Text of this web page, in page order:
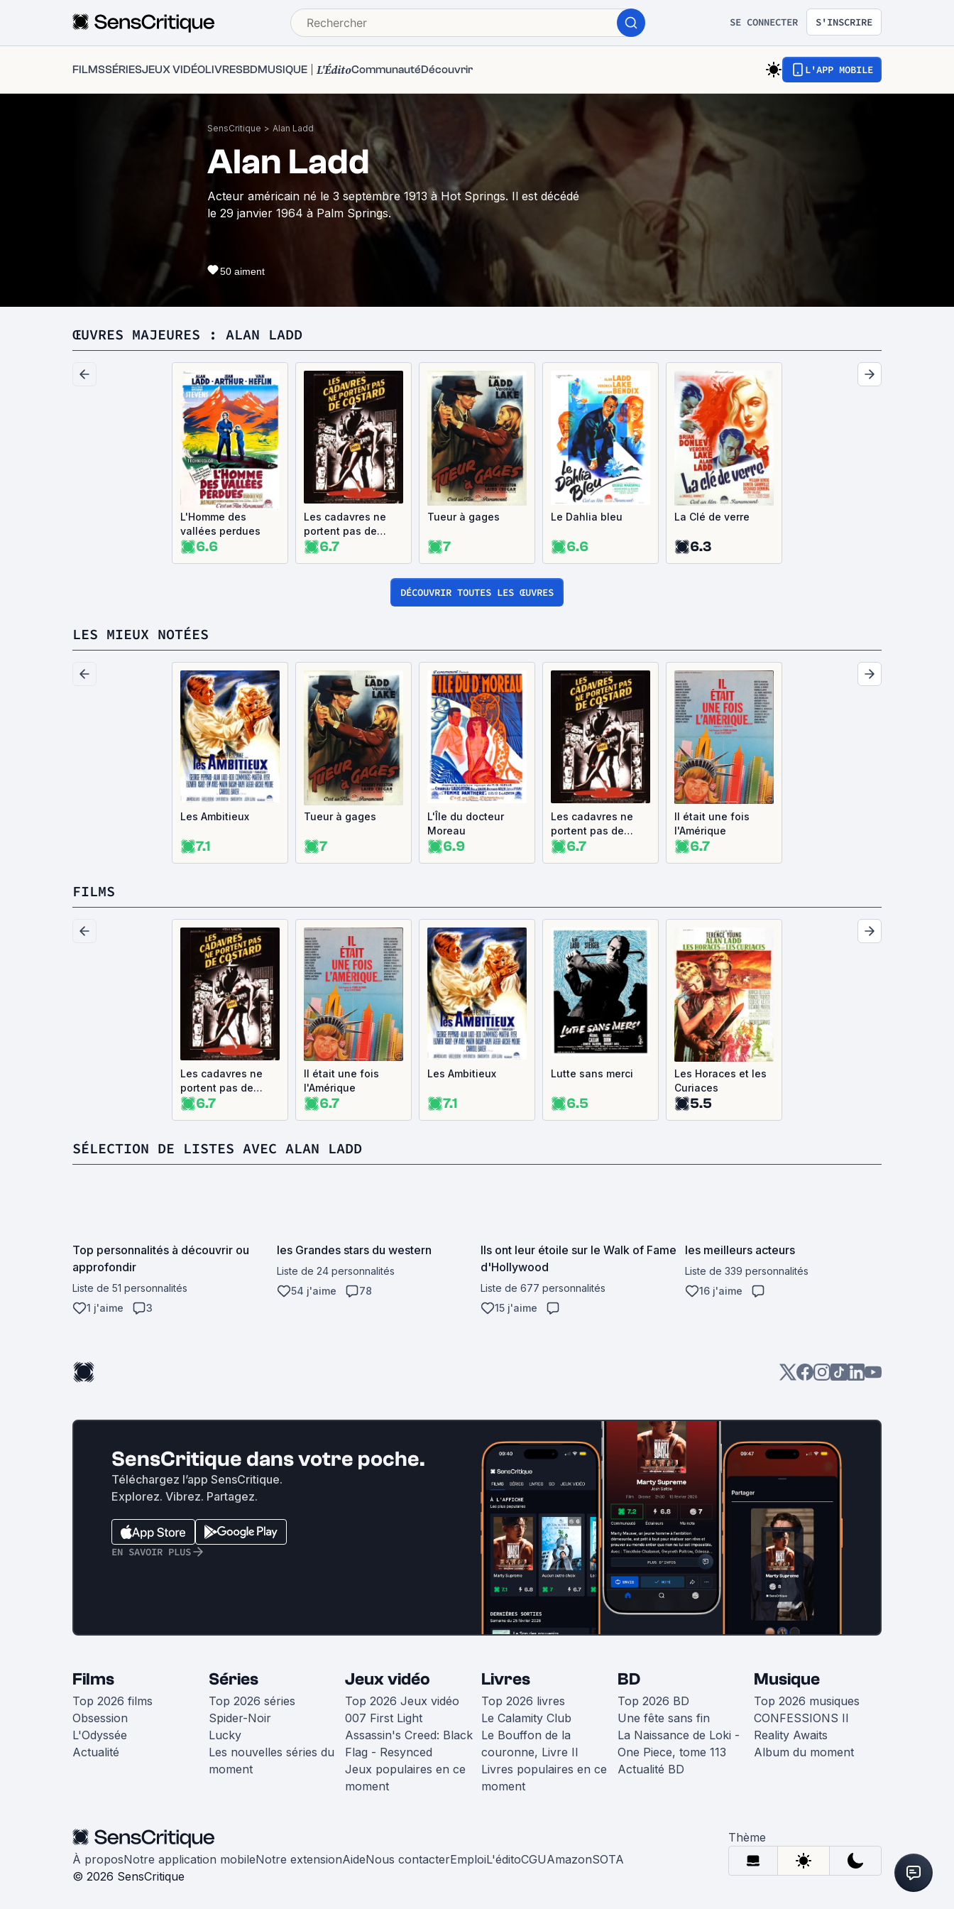
SE CONNECTER S'INSCRIRE
FILMSSÉRIESJEUX VIDÉOLIVRESBDMUSIQUE L'ÉditoCommunautéDécouvrir L'APP MOBILE
SensCritique > Alan Ladd
Alan Ladd
Acteur américain né le 3 septembre 1913 à Hot Springs. Il est décédé
le 29 janvier 1964 à Palm Springs.
50 aiment
ŒUVRES MAJEURES : ALAN LADD
L'Homme des
vallées perdues
6.6
Les cadavres ne
portent pas de
costard
6.7
Tueur à gages
7
Le Dahlia bleu
6.6
La Clé de verre
6.3
DÉCOUVRIR TOUTES LES ŒUVRES
LES MIEUX NOTÉES
Les Ambitieux
7.1
Tueur à gages
7
L'Île du docteur
Moreau
6.9
Les cadavres ne
portent pas de
costard
6.7
Il était une fois
l'Amérique
6.7
FILMS
Les cadavres ne
portent pas de
costard
6.7
Il était une fois
l'Amérique
6.7
Les Ambitieux
7.1
Lutte sans merci
6.5
Les Horaces et les
Curiaces
5.5
SÉLECTION DE LISTES AVEC ALAN LADD
Top personnalités à découvrir ou
approfondir
Liste de 51 personnalités
1 j'aime
3
les Grandes stars du western
Liste de 24 personnalités
54 j'aime
78
Ils ont leur étoile sur le Walk of Fame
d'Hollywood
Liste de 677 personnalités
15 j'aime
les meilleurs acteurs
Liste de 339 personnalités
16 j'aime
SensCritique dans votre poche.
Téléchargez l’app SensCritique.
Explorez. Vibrez. Partagez.
EN SAVOIR PLUS
Films
Top 2026 films
Obsession
L'Odyssée
Actualité
Séries
Top 2026 séries
Spider-Noir
Lucky
Les nouvelles séries du
moment
Jeux vidéo
Top 2026 Jeux vidéo
007 First Light
Assassin's Creed: Black
Flag - Resynced
Jeux populaires en ce
moment
Livres
Top 2026 livres
Le Calamity Club
Le Bouffon de la
couronne, Livre II
Livres populaires en ce
moment
BD
Top 2026 BD
Une fête sans fin
La Naissance de Loki -
One Piece, tome 113
Actualité BD
Musique
Top 2026 musiques
CONFESSIONS II
Reality Awaits
Album du moment
À proposNotre application mobileNotre extensionAideNous contacterEmploiL'éditoCGUAmazonSOTA
© 2026 SensCritique
Thème